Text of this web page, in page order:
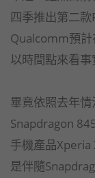
四季推出第二
Qualcomm預
以時間點來看事
畢竟依照去年
Snapdragon
手機產品
是伴隨